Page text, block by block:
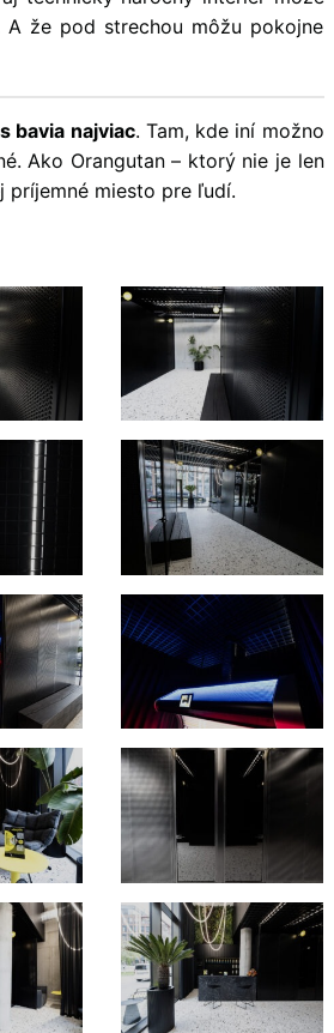
že pod strechou môžu pokojne
bavia najviac. Tam, kde iní možno
Ako Orangutan – ktorý nie je len
miesto pre ľudí.